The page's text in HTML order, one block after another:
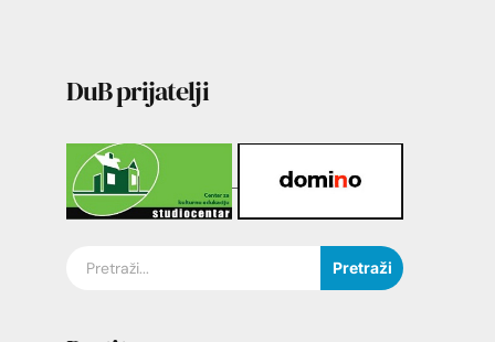
DuB prijatelji
Pretraži